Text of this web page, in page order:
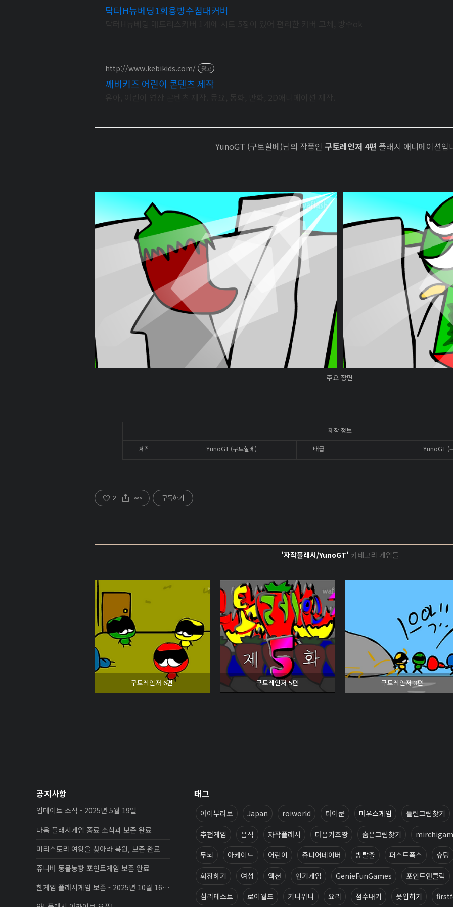
닥터H뉴베딩1회용방수침대커버
http://www.kebikids.com/ 광고
깨비키즈 어린이 콘텐츠 제작
YunoGT (구토할베)님의 작품인 구토레인저 4편 플래시 애니메이션입
주요 장면
제작 정보
제작 YunoGT (구토할베) 배급 YunoGT (
2 구독하기
'자작플래시/YunoGT' 카테고리 게임들
구토레인저 6편 구토레인저 5편 구토레인저 3편
공지사항
업데이트 소식 - 2025년 5월 19일
다음 플래시게임 종료 소식과 보존 완료
미리스토리 여왕을 찾아라 복원, 보존 완료
쥬니버 동물농장 포인트게임 보존 완료
한게임 플래시게임 보존 - 2025년 10월 16일 업데이트
태그
아이부라보 Japan roiworld 타이쿤 마우스게임 틀린그림찾기
추천게임 음식 자작플래시 다음키즈짱 숨은그림찾기
두뇌 아케이드 어린이 쥬니어네이버 방탈출 퍼스트폭스 슈팅
화장하기 여성 액션 인기게임 GenieFunGames 포인트앤클릭
심리테스트 로이월드 키니위니 요리 점수내기 옷입히기